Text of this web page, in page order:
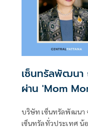
เซ็นทรัลพัฒนา
ผ่าน 'Mom
Insight สู่
บริษัท เซ็นทรัลพัฒนา
เซ็นทรัลทั่วประเทศ น้